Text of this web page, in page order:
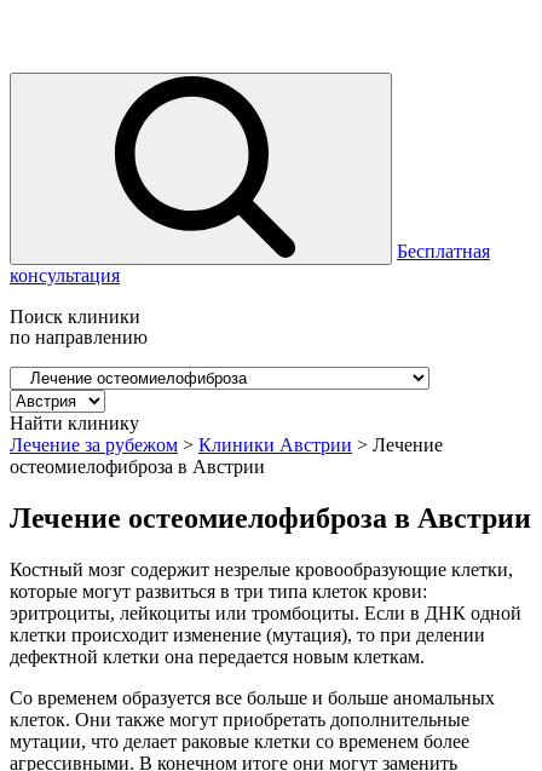
Бесплатная
консультация
Поиск клиники
по направлению
Найти клинику
Лечение за рубежом > Клиники Австрии > Лечение
остеомиелофиброза в Австрии
Лечение остеомиелофиброза в Австрии
Костный мозг содержит незрелые кровообразующие клетки,
которые могут развиться в три типа клеток крови:
эритроциты, лейкоциты или тромбоциты. Если в ДНК одной
клетки происходит изменение (мутация), то при делении
дефектной клетки она передается новым клеткам.
Со временем образуется все больше и больше аномальных
клеток. Они также могут приобретать дополнительные
мутации, что делает раковые клетки со временем более
агрессивными. В конечном итоге они могут заменить